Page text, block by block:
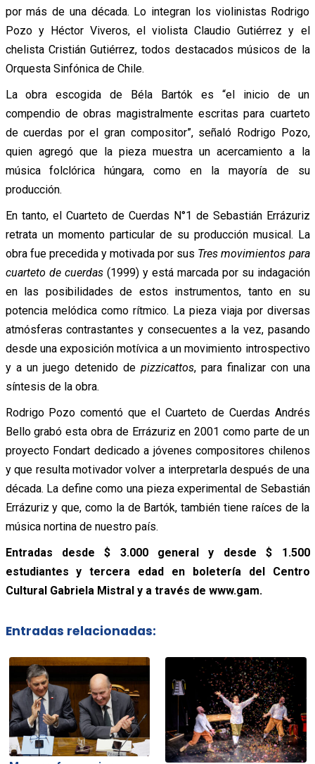
por más de una década. Lo integran los violinistas Rodrigo
Pozo y Héctor Viveros, el violista Claudio Gutiérrez y el
chelista Cristián Gutiérrez, todos destacados músicos de la
Orquesta Sinfónica de Chile.
La obra escogida de Béla Bartók es “el inicio de un
compendio de obras magistralmente escritas para cuarteto
de cuerdas por el gran compositor”, señaló Rodrigo Pozo,
quien agregó que la pieza muestra un acercamiento a la
música folclórica húngara, como en la mayoría de su
producción.
En tanto, el Cuarteto de Cuerdas N°1 de Sebastián Errázuriz
retrata un momento particular de su producción musical. La
obra fue precedida y motivada por sus Tres movimientos para
cuarteto de cuerdas(1999) y está marcada por su indagación
en las posibilidades de estos instrumentos, tanto en su
potencia melódica como rítmico. La pieza viaja por diversas
atmósferas contrastantes y consecuentes a la vez, pasando
desde una exposición motívica a un movimiento introspectivo
y a un juego detenido de pizzicattos, para finalizar con una
síntesis de la obra.
Rodrigo Pozo comentó que el Cuarteto de Cuerdas Andrés
Bello grabó esta obra de Errázuriz en 2001 como parte de un
proyecto Fondart dedicado a jóvenes compositores chilenos
y que resulta motivador volver a interpretarla después de una
década. La define como una pieza experimental de Sebastián
Errázuriz y que, como la de Bartók, también tiene raíces de la
música nortina de nuestro país.
Entradas desde $ 3.000 general y desde $ 1.500
estudiantes y tercera edad en boletería del Centro
Cultural Gabriela Mistral y a través de www.gam.
Entradas relacionadas: